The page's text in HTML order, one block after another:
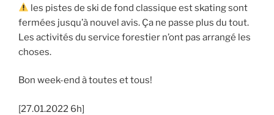
les pistes de ski de fond classique est skating sont
fermées jusqu’à nouvel avis. Ça ne passe plus du tout.
Les activités du service forestier n’ont pas arrangé les
choses.
Bon week-end à toutes et tous!
[27.01.2022 6h]